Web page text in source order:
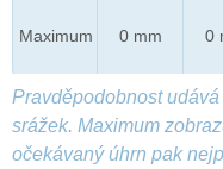
Maximum 0 mm 0
Pravděpodobnost
srážek. Maximum
očekávaný úhrn pak